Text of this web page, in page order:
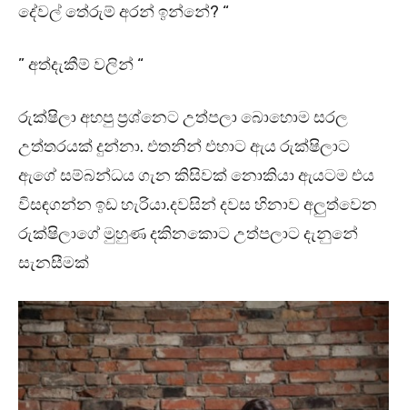
දේවල් තේරුම් අරන් ඉන්නේ? “
” අත්දැකීම් වලින් “
රුක්ෂිලා අහපු ප්‍රශ්නෙට උත්පලා බොහොම සරල
උත්තරයක් දුන්නා. එතනින් එහාට ඇය රුක්ෂිලාට
ඇගේ සම්බන්ධය ගැන කිසිවක් නොකියා ඇයටම එය
විසඳගන්න ඉඩ හැරියා.දවසින් දවස හිනාව අලුත්වෙන
රුක්ෂිලාගේ මුහුණ දකිනකොට උත්පලාට දැනුනේ
සැනසීමක්